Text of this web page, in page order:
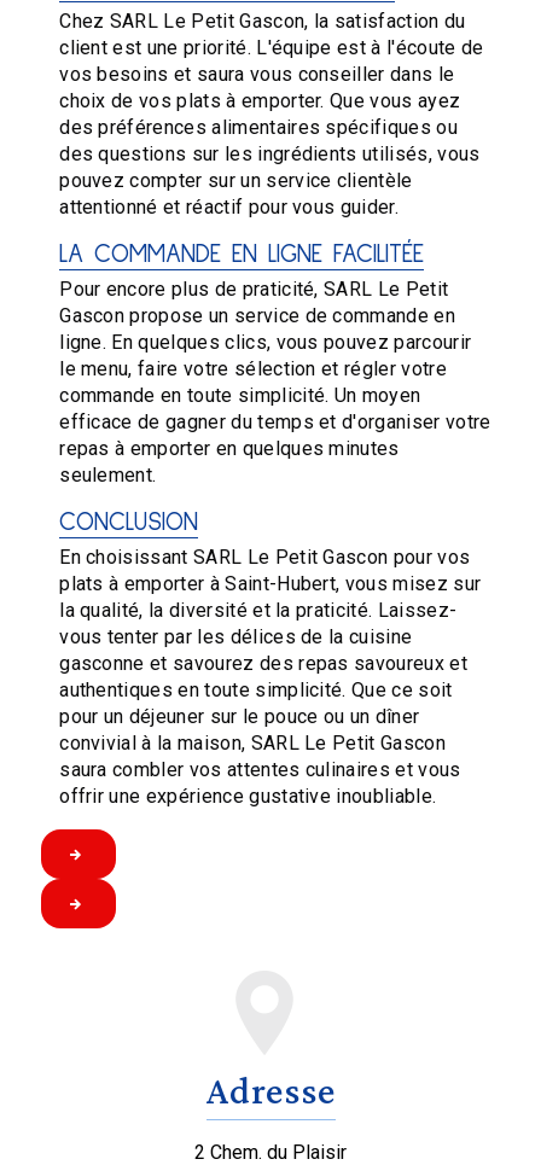
Chez SARL Le Petit Gascon, la satisfaction du
client est une priorité. L'équipe est à l'écoute de
vos besoins et saura vous conseiller dans le
choix de vos plats à emporter. Que vous ayez
des préférences alimentaires spécifiques ou
des questions sur les ingrédients utilisés, vous
pouvez compter sur un service clientèle
attentionné et réactif pour vous guider.
LA COMMANDE EN LIGNE FACILITÉE
Pour encore plus de praticité, SARL Le Petit
Gascon propose un service de commande en
ligne. En quelques clics, vous pouvez parcourir
le menu, faire votre sélection et régler votre
commande en toute simplicité. Un moyen
efficace de gagner du temps et d'organiser votre
repas à emporter en quelques minutes
seulement.
CONCLUSION
En choisissant SARL Le Petit Gascon pour vos
plats à emporter à Saint-Hubert, vous misez sur
la qualité, la diversité et la praticité. Laissez-
vous tenter par les délices de la cuisine
gasconne et savourez des repas savoureux et
authentiques en toute simplicité. Que ce soit
pour un déjeuner sur le pouce ou un dîner
convivial à la maison, SARL Le Petit Gascon
saura combler vos attentes culinaires et vous
offrir une expérience gustative inoubliable.
Adresse
2 Chem. du Plaisir